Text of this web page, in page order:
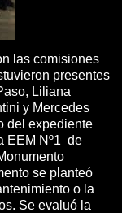
las comisiones
presentes
Liliana
y Mercedes
del expediente
EEM Nº1 de
se planteó
o la
Se evaluó la